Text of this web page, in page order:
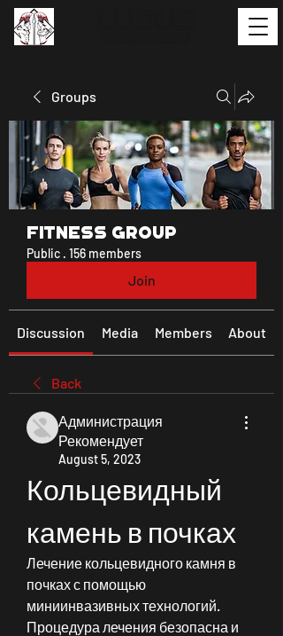
Groups
Fitness Group
Public · 156 members
Join
Discussion Media Members About
Back
Администрация
Рекомендует
August 5, 2023
Кольцевидный
камень в почках
Лечение кольцевидного камня в
почках с помощью
миниинвазивных технологий.
Процедура лечения безопасна и